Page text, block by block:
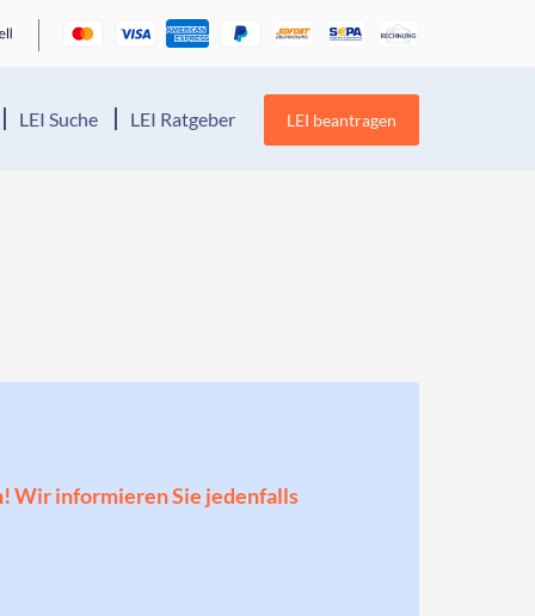
LEI Suche LEI Ratgeber LEI beantragen
Wir informieren Sie jedenfalls